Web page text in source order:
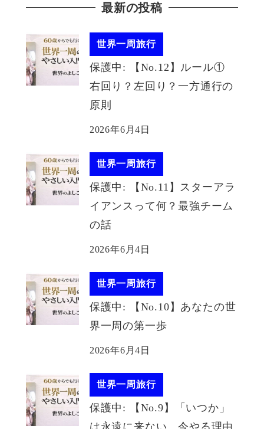
最新の投稿
世界一周旅行
保護中: 【No.12】ルール①
右回り？左回り？一方通行の
原則
2026年6月4日
世界一周旅行
保護中: 【No.11】スターアラ
イアンスって何？最強チーム
の話
2026年6月4日
世界一周旅行
保護中: 【No.10】あなたの世
界一周の第一歩
2026年6月4日
世界一周旅行
保護中: 【No.9】「いつか」
は永遠に来ない。今やる理由